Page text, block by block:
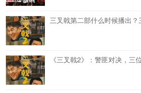
三叉戟第二部什么时候播出
《三叉戟2》：警匪对决，三